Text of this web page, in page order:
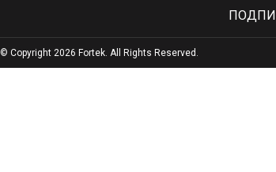
© Copyright 2026 Fortek. All Rights Reserved.